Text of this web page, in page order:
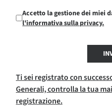
Accetto la gestione dei miei
l'informativa sulla privacy.
Ti sei registrato con
Generali, controlla la tua
registrazione.